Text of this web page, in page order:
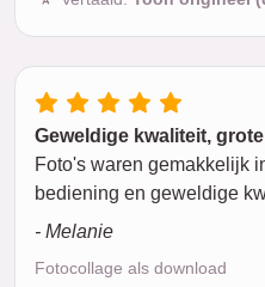
Geweldige kwaliteit,
Foto's waren gemakkelijk
bediening en geweldige
- Melanie
Fotocollage als download